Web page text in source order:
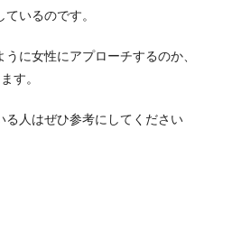
いるのです。
に女性にアプローチするのか、
す。
る人はぜひ参考にしてください